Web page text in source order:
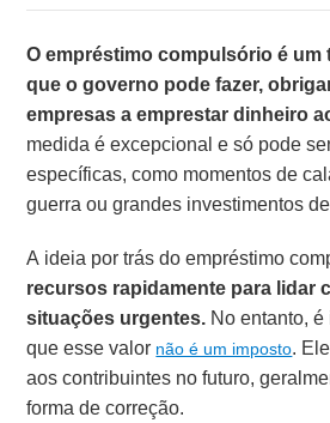
O empréstimo compulsório é
que o governo pode fazer,
empresas a emprestar dinheiro
medida é excepcional e só pode
específicas, como momentos de
guerra ou grandes investimentos
A ideia por trás do empréstimo
recursos rapidamente para lidar
situações urgentes. No entanto,
que esse valor não é um imposto.
aos contribuintes no futuro,
forma de correção.